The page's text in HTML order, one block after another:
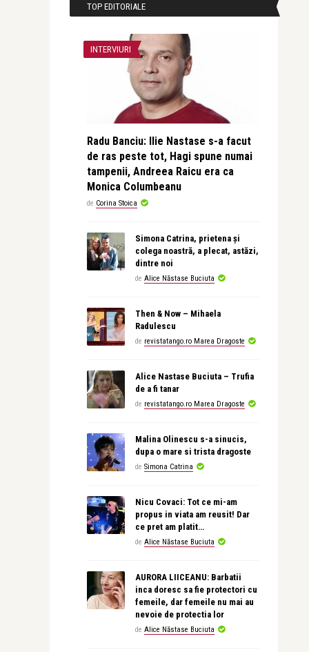
TOP EDITORIALE
INTERVIURI
Radu Banciu: Ilie Nastase s-a facut
de ras peste tot, Hagi spune numai
tampenii, Andreea Raicu era ca
Monica Columbeanu
de Corina Stoica
Simona Catrina, prietena și
colega noastră, a plecat, astăzi,
dintre noi
de Alice Năstase Buciuta
Then & Now – Mihaela
Radulescu
de revistatango.ro Marea Dragoste
Alice Nastase Buciuta – Trufia
de a fi tanar
de revistatango.ro Marea Dragoste
Malina Olinescu s-a sinucis,
dupa o mare si trista dragoste
de Simona Catrina
Nicu Covaci: Tot ce mi-am
propus in viata am reusit! Dar
ce pret am platit…
de Alice Năstase Buciuta
AURORA LIICEANU: Barbatii
inca doresc sa fie protectori cu
femeile, dar femeile nu mai au
nevoie de protectia lor
de Alice Năstase Buciuta